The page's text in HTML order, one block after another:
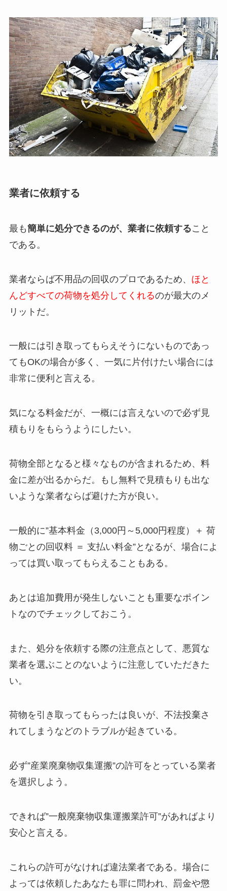
業者に依頼する
最も簡単に処分できるのが、業者に依頼すること
である。
業者ならば不用品の回収のプロであるため、 ほと
んどすべての荷物を処分してくれるのが最大のメ
リットだ。
一般には引き取ってもらえそうにないものであっ
てもOKの場合が多く、一気に片付けたい場合には
非常に便利と言える。
気になる料金だが、一概には言えないので必ず見
積もりをもらうようにしたい。
荷物全部となると様々なものが含まれるため、料
金に差が出るからだ。もし無料で見積もりも出な
いような業者ならば避けた方が良い。
一般的に”基本料金（3,000円～5,000円程度）＋ 荷
物ごとの回収料 ＝ 支払い料金”となるが、場合によ
っては買い取ってもらえることもある。
あとは追加費用が発生しないことも重要なポイン
トなのでチェックしておこう。
また、処分を依頼する際の注意点として、悪質な
業者を選ぶことのないように注意していただきた
い。
荷物を引き取ってもらったは良いが、不法投棄さ
れてしまうなどのトラブルが起きている。
必ず”産業廃棄物収集運搬”の許可をとっている業者
を選択しよう。
できれば”一般廃棄物収集運搬業許可”があればより
安心と言える。
これらの許可がなければ違法業者である。場合に
よっては依頼したあなたも罪に問われ、罰金や懲